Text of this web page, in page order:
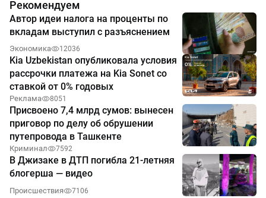
Рекомендуем
Автор идеи налога на проценты по
вкладам выступил с разъяснением
Экономика 12036
Kia Uzbekistan опубликовала условия
рассрочки платежа на Kia Sonet со
ставкой от 0% годовых
Реклама 8051
Присвоено 7,4 млрд сумов: вынесен
приговор по делу об обрушении
путепровода в Ташкенте
Криминал 7592
В Джизаке в ДТП погибла 21-летняя
блогерша — видео
Происшествия 7106